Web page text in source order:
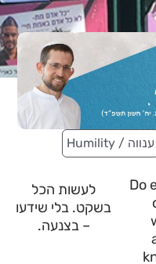
Humility / ענווה
Do
לעשות הכל
בשקט. בלי שידעו
– בצנעה.